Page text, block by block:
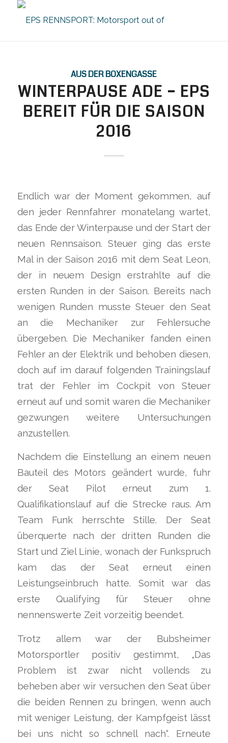
AUS DER BOXENGASSE
WINTERPAUSE ADE – EPS
BEREIT FÜR DIE SAISON
2016
Endlich war der Moment gekommen, auf
den jeder Rennfahrer monatelang wartet,
das Ende der Winterpause und der Start der
neuen Rennsaison. Steuer ging das erste
Mal in der Saison 2016 mit dem Seat Leon,
der in neuem Design erstrahlte auf die
ersten Runden in der Saison. Bereits nach
wenigen Runden musste Steuer den Seat
an die Mechaniker zur Fehlersuche
übergeben. Die Mechaniker fanden einen
Fehler an der Elektrik und behoben diesen,
doch auf im darauf folgenden Trainingslauf
trat der Fehler im Cockpit von Steuer
erneut auf und somit waren die Mechaniker
gezwungen weitere Untersuchungen
anzustellen.
Nachdem die Einstellung an einem neuen
Bauteil des Motors geändert wurde, fuhr
der Seat Pilot erneut zum 1.
Qualifikationslauf auf die Strecke raus. Am
Team Funk herrschte Stille. Der Seat
überquerte nach der dritten Runden die
Start und Ziel Linie, wonach der Funkspruch
kam das der Seat erneut einen
Leistungseinbruch hatte. Somit war das
erste Qualifying für Steuer ohne
nennenswerte Zeit vorzeitig beendet.
Trotz allem war der Bubsheimer
Motorsportler positiv gestimmt, „Das
Problem ist zwar nicht vollends zu
beheben aber wir versuchen den Seat über
die beiden Rennen zu bringen, wenn auch
mit weniger Leistung, der Kampfgeist lässt
bei uns nicht so schnell nach“. Erneute